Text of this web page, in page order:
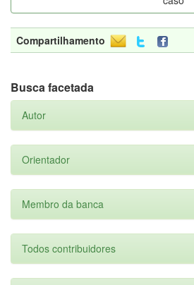
Compartilhamento
Busca facetada
Autor
Orientador
Membro da banca
Todos contribuidores